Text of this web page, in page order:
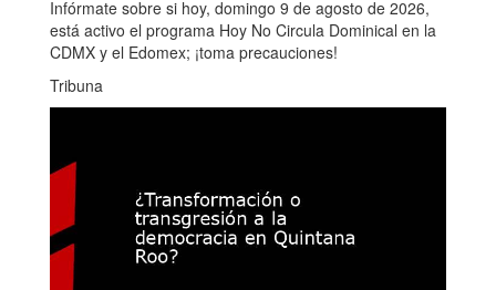
Infórmate sobre si hoy, domingo 9 de agosto de 2026,
está activo el programa Hoy No Circula Dominical en la
CDMX y el Edomex; ¡toma precauciones!
Tribuna